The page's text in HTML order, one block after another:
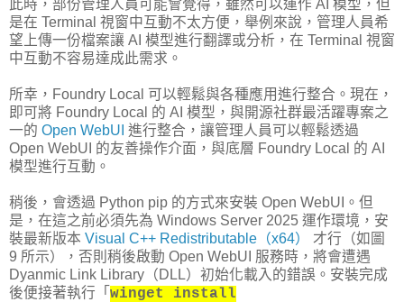
此時，部份管理人員可能會覺得，雖然可以運作 AI 模型，但
是在 Terminal 視窗中互動不太方便，舉例來說，管理人員希
望上傳一份檔案讓 AI 模型進行翻譯或分析，在 Terminal 視窗
中互動不容易達成此需求。
所幸，Foundry Local 可以輕鬆與各種應用進行整合。現在，
即可將 Foundry Local 的 AI 模型，與開源社群最活躍專案之
一的 Open WebUI 進行整合，讓管理人員可以輕鬆透過
Open WebUI 的友善操作介面，與底層 Foundry Local 的 AI
模型進行互動。
稍後，會透過 Python pip 的方式來安裝 Open WebUI。但
是，在這之前必須先為 Windows Server 2025 運作環境，安
裝最新版本 Visual C++ Redistributable（x64）
才行（如圖
9 所示），否則稍後啟動 Open WebUI 服務時，將會遭遇
Dyanmic Link Library（DLL）初始化載入的錯誤。安裝完成
後便接著執行「 winget install